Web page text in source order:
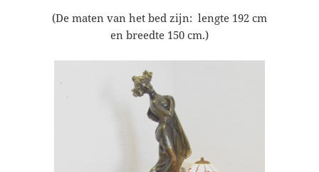
(De maten van het bed zijn: lengte 192 cm
en breedte 150 cm.)